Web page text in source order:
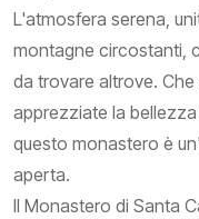
L'atmosfera serena,
montagne circostanti,
da trovare altrove.
apprezziate la
questo monastero è
aperta.
Il Monastero di Santa